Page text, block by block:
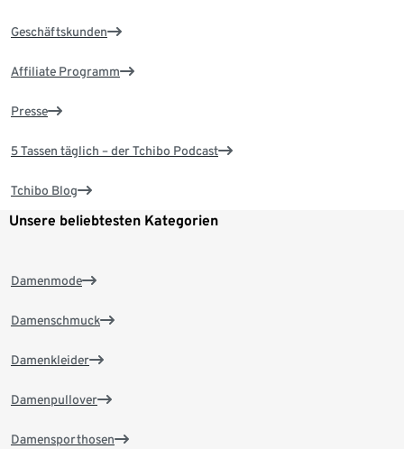
Geschäftskunden
Affiliate Programm
Presse
5 Tassen täglich – der Tchibo Podcast
Tchibo Blog
Unsere beliebtesten Kategorien
Damenmode
Damenschmuck
Damenkleider
Damenpullover
Damensporthosen